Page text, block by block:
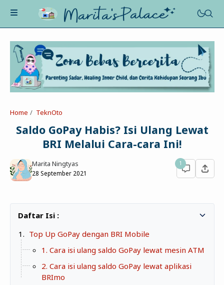
About Me
Contact
Asah-Asih-Asuh
Life Motivation
Profil
Tips
Celotehku
Poe-Fict
Beauty&Fashion
Health
Jalan&Jajan
TeknOto
Soal Uang
Sudut Rumah
Ngobrolin Film
Home TeknOto
Saldo GoPay Habis? Isi Ulang Lewat
BRI Melalui Cara-cara Ini!
Marita Ningtyas
28 September 2021
1
Top Up GoPay dengan BRI Mobile
1. Cara isi ulang saldo GoPay lewat mesin ATM
2. Cara isi ulang saldo GoPay lewat aplikasi
BRImo